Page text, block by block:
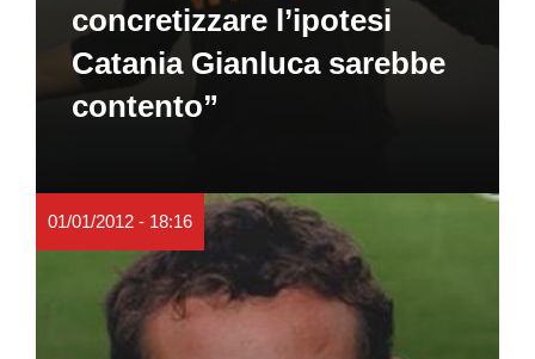
concretizzare l’ipotesi
Catania Gianluca sarebbe
contento”
01/01/2012 - 18:16